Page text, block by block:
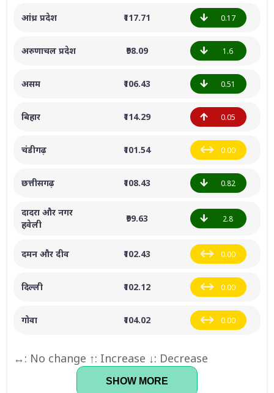
आंध्र प्रदेश ₹117.71 0.17
अरुणाचल प्रदेश ₹98.09 1.6
असम ₹106.43 0.51
बिहार ₹114.29 0.05
चंडीगढ़ ₹101.54 0.00
छत्तीसगढ़ ₹108.43 0.82
दादरा और नगर
हवेली
₹99.63 2.8
दमन और दीव ₹102.43 0.00
दिल्ली ₹102.12 0.00
गोवा ₹104.02 0.00
↔: No change ↑: Increase ↓: Decrease
SHOW MORE